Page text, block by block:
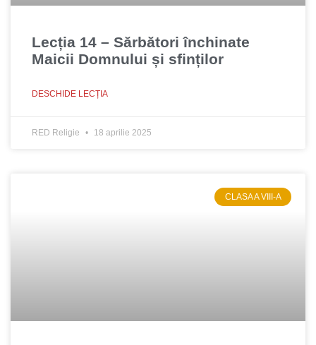
Lecția 14 – Sărbători închinate
Maicii Domnului și sfinților
DESCHIDE LECȚIA
RED Religie 18 aprilie 2025
CLASA A VIII-A